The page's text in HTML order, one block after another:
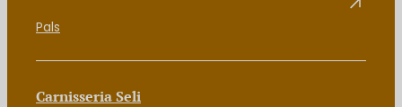
Pals
Carnisseria Seli